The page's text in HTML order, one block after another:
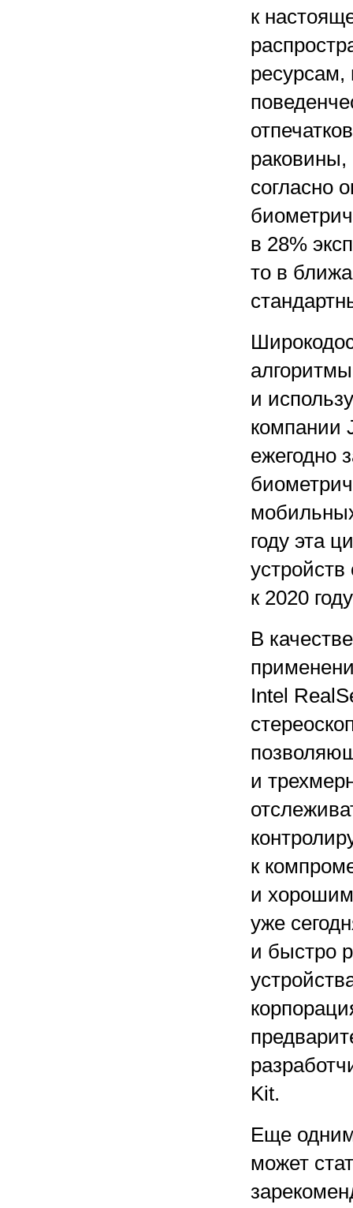
к
ресурсам,
раковины,
согласно
в 28%
то в
и
компании
ежегодно
году эта
к 2020
В
Intel
и
к
и
уже
и быстро
Kit.
Еще
может